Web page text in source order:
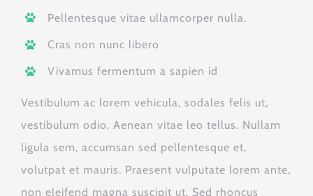
Pellentesque vitae ullamcorper nulla.
Cras non nunc libero
Vivamus fermentum a sapien id
Vestibulum ac lorem vehicula, sodales felis ut,
vestibulum odio. Aenean vitae leo tellus. Nullam
ligula sem, accumsan sed pellentesque et,
volutpat et mauris. Praesent vulputate lorem ante,
non eleifend magna suscipit ut. Sed rhoncus